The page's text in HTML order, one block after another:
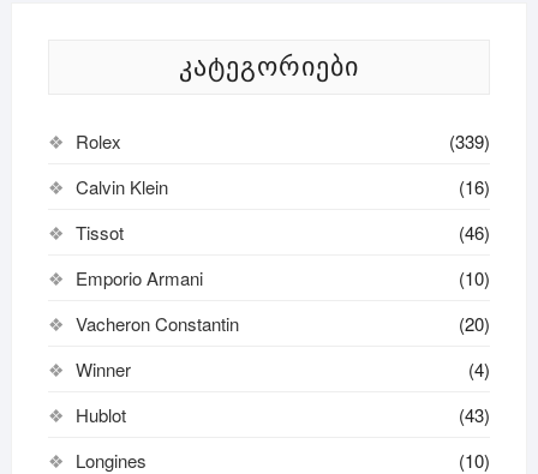
ᲙᲐᲢᲔᲒᲝᲠᲘᲔᲑᲘ
Rolex
(339)
Calvin Klein
(16)
Tissot
(46)
Emporio Armani
(10)
Vacheron Constantin
(20)
Winner
(4)
Hublot
(43)
Longines
(10)